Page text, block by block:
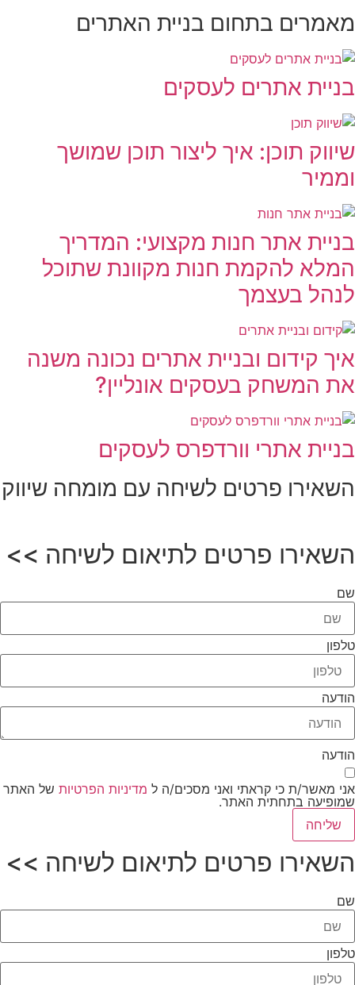
מאמרים בתחום בניית האתרים
בניית אתרים לעסקים
שיווק תוכן: איך ליצור תוכן שמושך
וממיר
בניית אתר חנות מקצועי: המדריך
המלא להקמת חנות מקוונת שתוכל
לנהל בעצמך
איך קידום ובניית אתרים נכונה משנה
את המשחק בעסקים אונליין?
בניית אתרי וורדפרס לעסקים
השאירו פרטים לשיחה עם מומחה שיווק
השאירו פרטים לתיאום לשיחה >>
שם
טלפון
הודעה
הודעה
אני מאשר/ת כי קראתי ואני מסכים/ה ל מדיניות הפרטיות של האתר
שמופיעה בתחתית האתר.
שליחה
השאירו פרטים לתיאום לשיחה >>
שם
טלפון